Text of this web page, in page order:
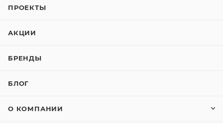
ПРОЕКТЫ
АКЦИИ
БРЕНДЫ
БЛОГ
О КОМПАНИИ